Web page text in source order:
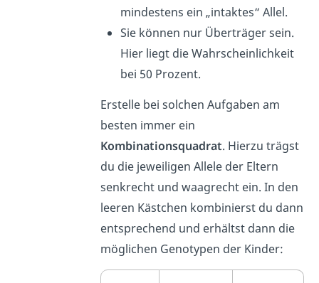
mindestens ein „intaktes“ Allel.
Sie können nur Überträger sein.
Hier liegt die Wahrscheinlichkeit
bei 50 Prozent.
Erstelle bei solchen Aufgaben am
besten immer ein
Kombinationsquadrat. Hierzu trägst
du die jeweiligen Allele der Eltern
senkrecht und waagrecht ein. In den
leeren Kästchen kombinierst du dann
entsprechend und erhältst dann die
möglichen Genotypen der Kinder: